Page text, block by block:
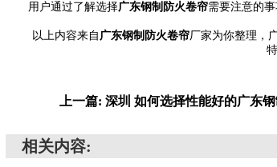
用户通过了解选择广东钢制防火卷帘需要注意的
以上内容来自 广东钢制防火卷帘厂家为你整理，
上一篇: 深圳 如何选择性能好的广东
相关内容: